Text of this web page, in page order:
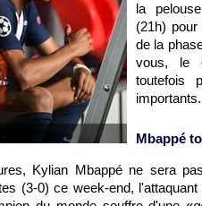
la
(21h)
de la
vous, le
toutefois
importants.
Mbappé
Kylian Mbappé ne sera
(3-0) ce week-end,